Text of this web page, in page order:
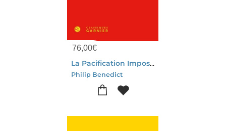
76,00€
La Pacification Impossible ? Le Midi (decembre 1561 - Mai 1562)
Philip Benedict